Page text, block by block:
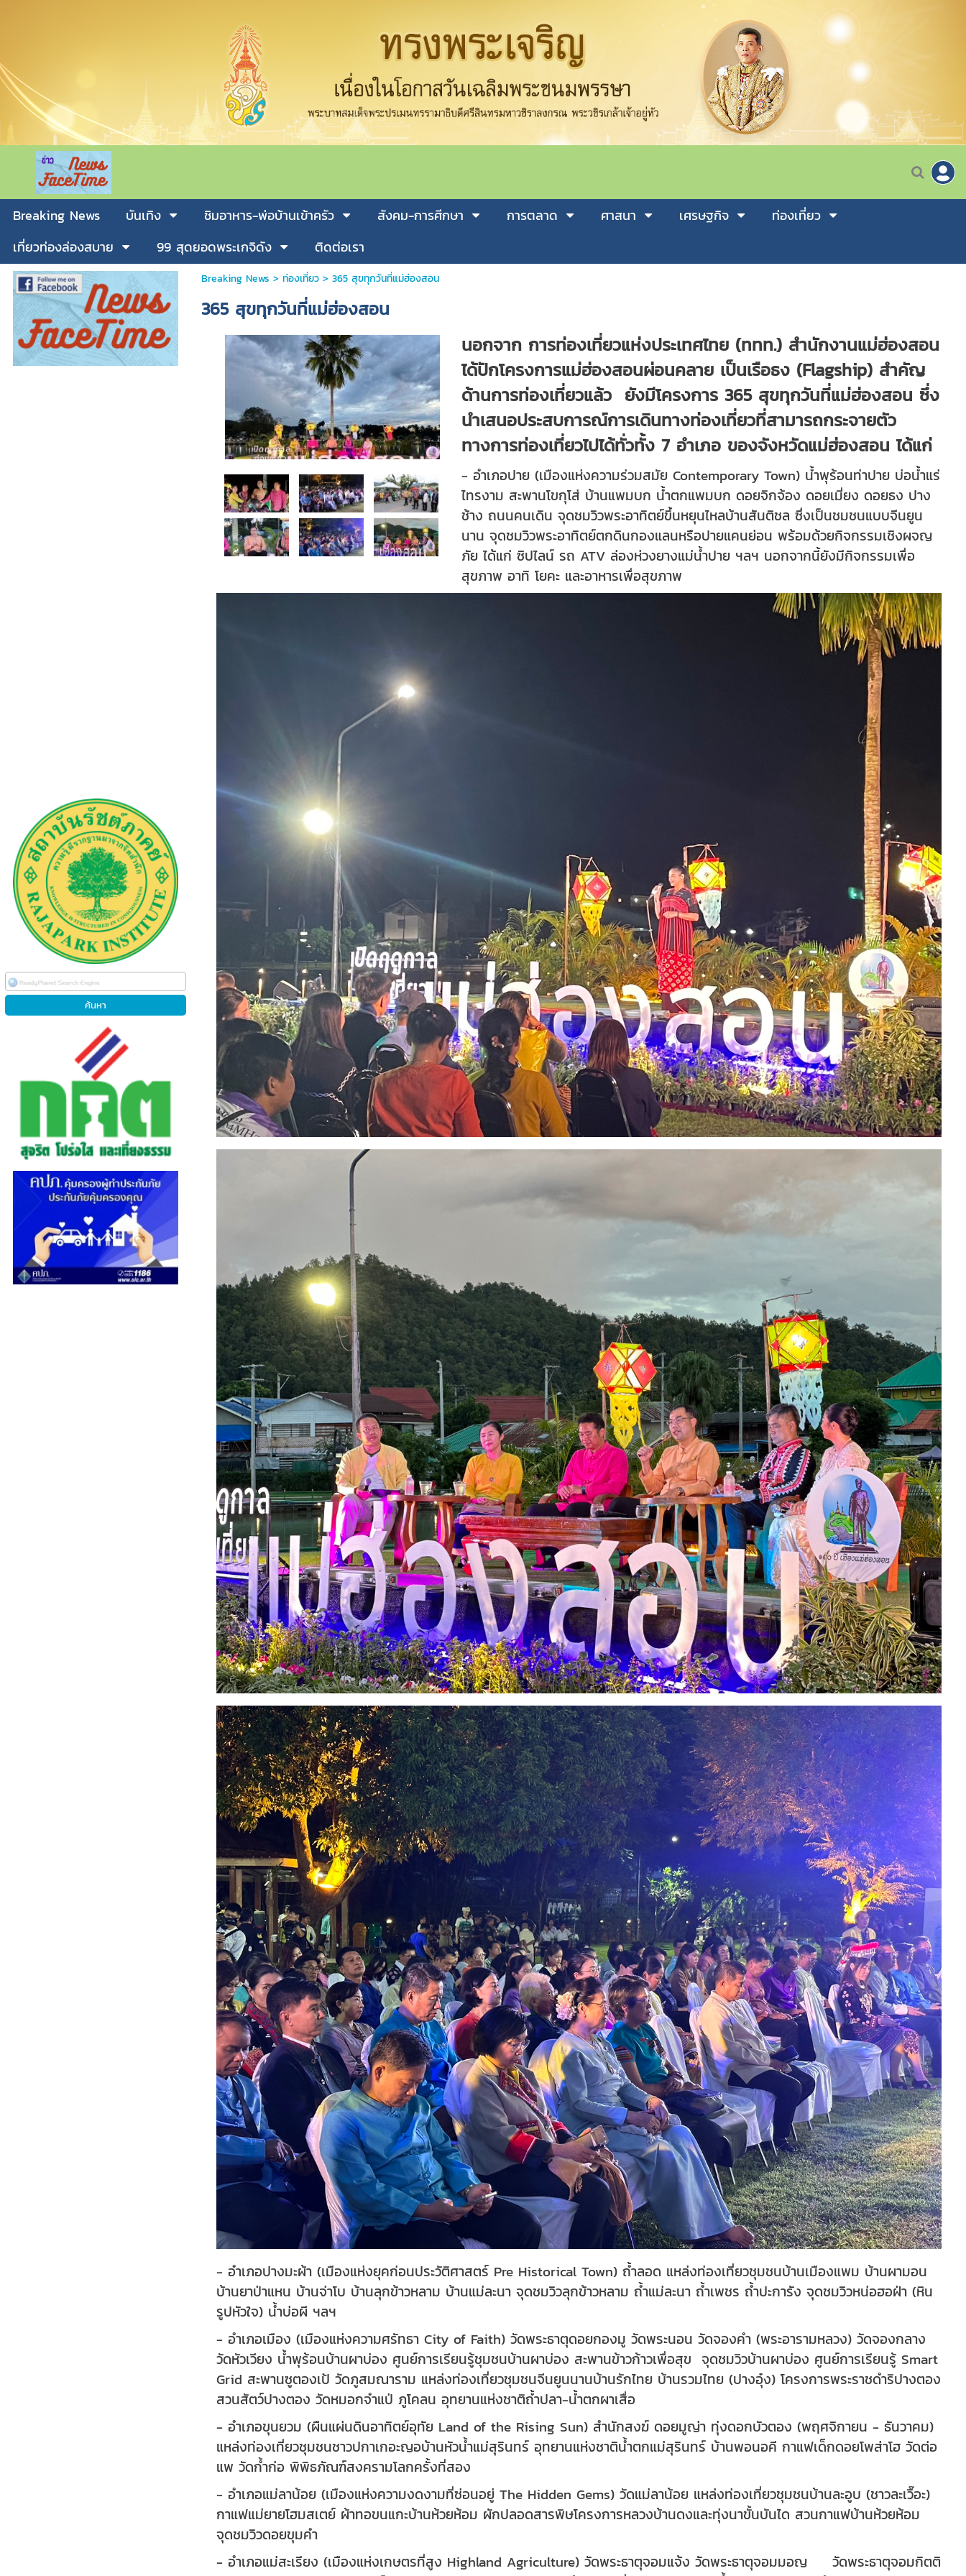
Breaking News บันเทิง ชิมอาหาร-พ่อบ้านเข้าครัว สังคม-การศีกษา การตลาด ศาสนา เศรษฐกิจ
ท่องเที่ยว
เที่ยวท่องล่องสบาย
99 สุดยอดพระเกจิดัง ติดต่อเรา
Breaking News > ท่องเที่ยว> 365 สุขทุกวันที่แม่ฮ่องสอน
365 สุขทุกวันที่แม่ฮ่องสอน
นอกจาก การท่องเที่ยวแห่งประเทศไทย (ททท.) สำนักงานแม่ฮ่องสอน
ได้ปักโครงการแม่ฮ่องสอนผ่อนคลาย เป็นเรือธง (Flagship) สำคัญ
ด้านการท่องเที่ยวแล้ว ยังมีโครงการ 365 สุขทุกวันที่แม่ฮ่องสอน ซึ่ง
นำเสนอประสบการณ์การเดินทางท่องเที่ยวที่สามารถกระจายตัว
ทางการท่องเที่ยวไปได้ทั่วทั้ง 7 อำเภอ ของจังหวัดแม่ฮ่องสอน ได้แก่
- อำเภอปาย (เมืองแห่งความร่วมสมัย Contemporary Town) น้ำพุร้อนท่าปาย บ่อน้ำแร่
ไทรงาม สะพานโขกุโส่ บ้านแพมบก น้ำตกแพมบก ดอยจิกจ้อง ดอยเมี่ยง ดอยธง ปาง
ช้าง ถนนคนเดิน จุดชมวิวพระอาทิตย์ขึ้นหยุนไหลบ้านสันติชล ซึ่งเป็นชมชนแบบจีนยูน
นาน จุดชมวิวพระอาทิตย์ตกดินกองแลนหรือปายแคนย่อน พร้อมด้วยกิจกรรมเชิงผจญ
ภัย ได้แก่ ซิปไลน์ รถ ATV ล่องห่วงยางแม่น้ำปาย ฯลฯ นอกจากนี้ยังมีกิจกรรมเพื่อ
สุขภาพ อาทิ โยคะ และอาหารเพื่อสุขภาพ
- อำเภอปางมะผ้า (เมืองแห่งยุคก่อนประวัติศาสตร์ Pre Historical Town) ถ้ำลอด แหล่งท่องเที่ยวชุมชนบ้านเมืองแพม บ้านผามอน
บ้านยาป่าแหน บ้านจ่าโบ บ้านลุกข้าวหลาม บ้านแม่ละนา จุดชมวิวลุกข้าวหลาม ถ้ำแม่ละนา ถ้ำเพชร ถ้ำปะการัง จุดชมวิวหน่อฮอฝ่า (หิน
รูปหัวใจ) น้ำบ่อผี ฯลฯ
- อำเภอเมือง (เมืองแห่งความศรัทธา City of Faith) วัดพระธาตุดอยกองมู วัดพระนอน วัดจองคำ (พระอารามหลวง) วัดจองกลาง
วัดหัวเวียง น้ำพุร้อนบ้านผาบ่อง ศูนย์การเรียนรู้ชุมชนบ้านผาบ่อง สะพานข้าวก้าวเพื่อสุข จุดชมวิวบ้านผาบ่อง ศูนย์การเรียนรู้ Smart
Grid สะพานซูตองเป้ วัดภูสมณาราม แหล่งท่องเที่ยวชุมชนจีนยูนนานบ้านรักไทย บ้านรวมไทย (ปางอุ๋ง) โครงการพระราชดำริปางตอง
สวนสัตว์ปางตอง วัดหมอกจำแป่ ภูโคลน อุทยานแห่งชาติถ้ำปลา-น้ำตกผาเสื่อ
- อำเภอขุนยวม (ผืนแผ่นดินอาทิตย์อุทัย Land of the Rising Sun) สำนักสงฆ์ ดอยมูญ่า ทุ่งดอกบัวตอง (พฤศจิกายน - ธันวาคม)
แหล่งท่องเที่ยวชุมชนชาวปกาเกอะญอบ้านหัวน้ำแม่สุรินทร์ อุทยานแห่งชาติน้ำตกแม่สุรินทร์ บ้านพอนอคี กาแฟเด็กดอยโพส่าโฮ วัดต่อ
แพ วัดก้ำก่อ พิพิธภัณฑ์สงครามโลกครั้งที่สอง
- อำเภอแม่ลาน้อย (เมืองแห่งความงดงามที่ซ่อนอยู่ The Hidden Gems) วัดแม่ลาน้อย แหล่งท่องเที่ยวชุมชนบ้านละอูบ (ชาวละเวื๊อะ)
กาแฟแม่ยายโฮมสเตย์ ผ้าทอขนแกะบ้านห้วยห้อม ผักปลอดสารพิษโครงการหลวงบ้านดงและทุ่งนาขั้นบันได สวนกาแฟบ้านห้วยห้อม
จุดชมวิวดอยขุมคำ
- อำเภอแม่สะเรียง (เมืองแห่งเกษตรที่สูง Highland Agriculture) วัดพระธาตุจอมแจ้ง วัดพระธาตุจอมมอญ วัดพระธาตุจอมกิตติ